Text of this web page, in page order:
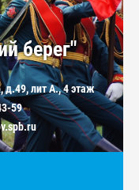
берег"
д.49, лит А., 4 этаж
59